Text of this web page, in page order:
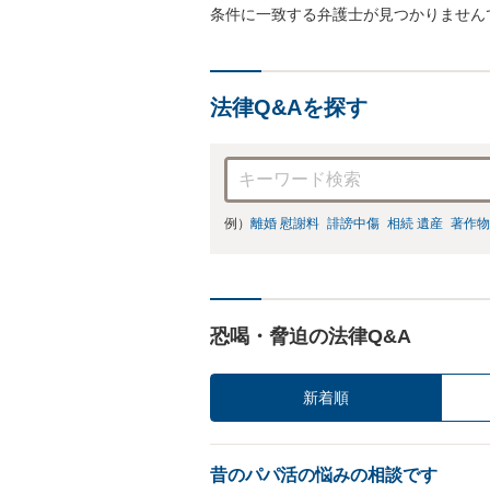
条件に一致する弁護士が見つかりません
法律Q&Aを探す
例） 離婚 慰謝料 誹謗中傷 相続 遺産 著作
恐喝・脅迫の法律Q&A
新着順
昔のパパ活の悩みの相談です